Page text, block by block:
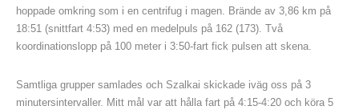
hoppade omkring som i en centrifug i magen. Brände av 3,86 km på
18:51 (snittfart 4:53) med en medelpuls på 162 (173). Två
koordinationslopp på 100 meter i 3:50-fart fick pulsen att skena.
Samtliga grupper samlades och Szalkai skickade iväg oss på 3
minutersintervaller. Mitt mål var att hålla fart på 4:15-4:20 och köra 5